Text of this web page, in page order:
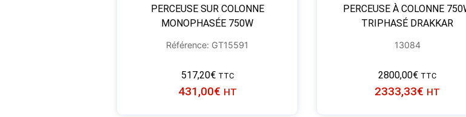
PERCEUSE SUR COLONNE
MONOPHASÉE 750W
Référence: GT15591
517,20€ TTC
431,00€ HT
PERCEUSE À COLONNE
TRIPHASÉ DRAKKAR
13084
2800,00€ TTC
2333,33€ HT